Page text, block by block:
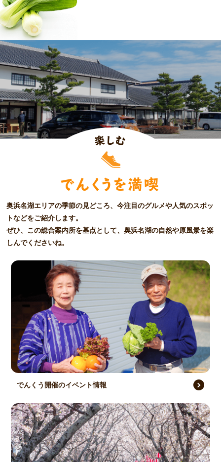
楽しむ
でんくうを満喫
奥浜名湖エリアの季節の見どころ、今注目のグルメや人気のスポッ
トなどをご紹介します。
ぜひ、この総合案内所を基点として、奥浜名湖の自然や原風景を楽
しんでくださいね。
でんくう開催のイベント情報